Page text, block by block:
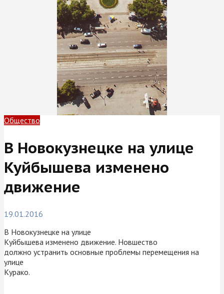
Общество
В Новокузнецке на улице
Куйбышева изменено
движение
19.01.2016
В Новокузнецке на улице
Куйбышева изменено движение. Новшество
должно устранить основные проблемы перемещения на
улице
Курако.